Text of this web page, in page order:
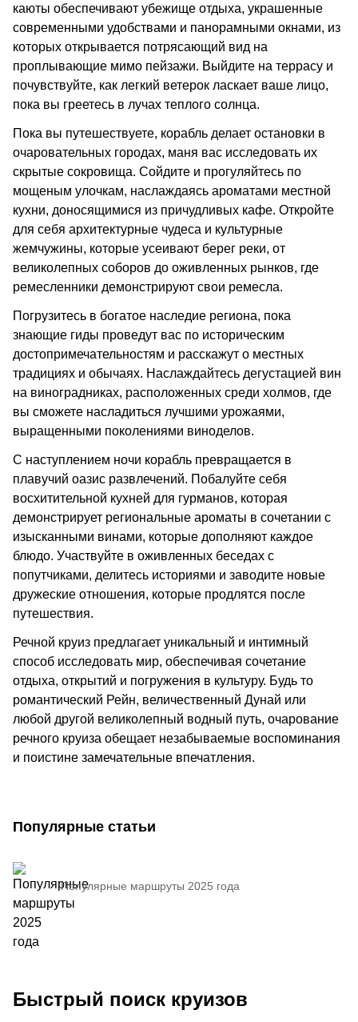
каюты обеспечивают убежище отдыха, украшенные
современными удобствами и панорамными окнами, из
которых открывается потрясающий вид на
проплывающие мимо пейзажи. Выйдите на террасу и
почувствуйте, как легкий ветерок ласкает ваше лицо,
пока вы греетесь в лучах теплого солнца.
Пока вы путешествуете, корабль делает остановки в
очаровательных городах, маня вас исследовать их
скрытые сокровища. Сойдите и прогуляйтесь по
мощеным улочкам, наслаждаясь ароматами местной
кухни, доносящимися из причудливых кафе. Откройте
для себя архитектурные чудеса и культурные
жемчужины, которые усеивают берег реки, от
великолепных соборов до оживленных рынков, где
ремесленники демонстрируют свои ремесла.
Погрузитесь в богатое наследие региона, пока
знающие гиды проведут вас по историческим
достопримечательностям и расскажут о местных
традициях и обычаях. Наслаждайтесь дегустацией вин
на виноградниках, расположенных среди холмов, где
вы сможете насладиться лучшими урожаями,
выращенными поколениями виноделов.
С наступлением ночи корабль превращается в
плавучий оазис развлечений. Побалуйте себя
восхитительной кухней для гурманов, которая
демонстрирует региональные ароматы в сочетании с
изысканными винами, которые дополняют каждое
блюдо. Участвуйте в оживленных беседах с
попутчиками, делитесь историями и заводите новые
дружеские отношения, которые продлятся после
путешествия.
Речной круиз предлагает уникальный и интимный
способ исследовать мир, обеспечивая сочетание
отдыха, открытий и погружения в культуру. Будь то
романтический Рейн, величественный Дунай или
любой другой великолепный водный путь, очарование
речного круиза обещает незабываемые воспоминания
и поистине замечательные впечатления.
Популярные статьи
Популярные маршруты 2025 года
Быстрый поиск круизов